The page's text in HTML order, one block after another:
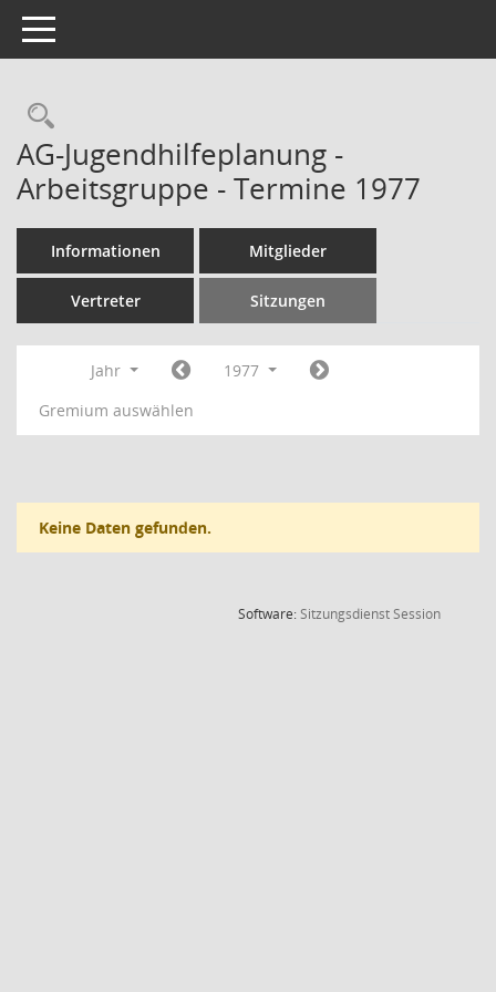
Toggle navigation
Rechercheauswahl
AG-Jugendhilfeplanung -
Arbeitsgruppe - Termine 1977
Informationen Mitglieder
Vertreter Sitzungen
Jahr
1977
Gremium auswählen
Keine Daten gefunden.
Software:SitzungsdienstSession(Wird in